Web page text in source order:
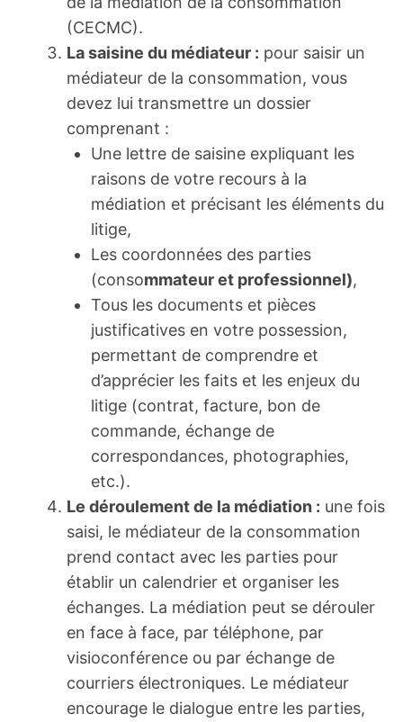
(CECMC).
La saisine du médiateur : pour saisir un
médiateur de la consommation, vous
devez lui transmettre un dossier
comprenant :
Une lettre de saisine expliquant les
raisons de votre recours à la
médiation et précisant les éléments du
litige,
Les coordonnées des parties
(consommateur et professionnel),
Tous les documents et pièces
justificatives en votre possession,
permettant de comprendre et
d’apprécier les faits et les enjeux du
litige (contrat, facture, bon de
commande, échange de
correspondances, photographies,
etc.).
Le déroulement de la médiation : une fois
saisi, le médiateur de la consommation
prend contact avec les parties pour
établir un calendrier et organiser les
échanges. La médiation peut se dérouler
en face à face, par téléphone, par
visioconférence ou par échange de
courriers électroniques. Le médiateur
encourage le dialogue entre les parties,